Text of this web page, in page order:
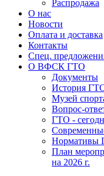
Распродажа
О нас
Новости
Оплата и доставка
Контакты
Спец.
О ВФСК ГТО
Документы
История
Музей
Вопрос-
ГТО -
Нормативы
План
на 2026 г.